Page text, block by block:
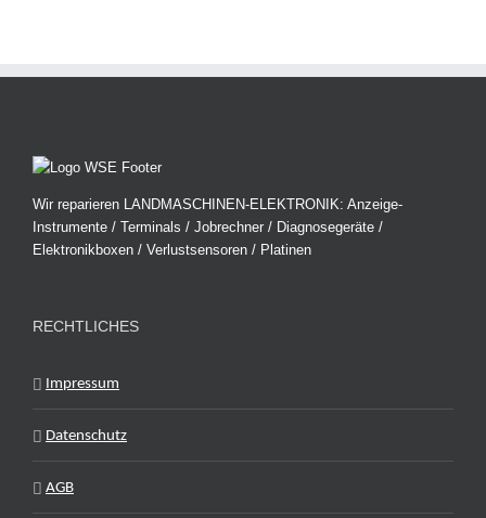
Wir reparieren LANDMASCHINEN-ELEKTRONIK: Anzeige-
Instrumente / Terminals / Jobrechner / Diagnosegeräte /
Elektronikboxen / Verlustsensoren / Platinen
RECHTLICHES
Impressum
Datenschutz
AGB